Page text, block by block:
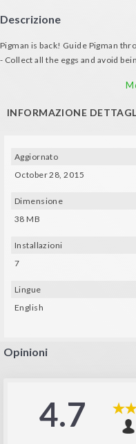
Descrizione
Pigman is back! Guide Pigman
- Collect all the eggs and avoid
- Reach the highest level amongst
INFORMAZIONE
Aggiornato
October 28, 2015
Dimensione
38 MB
Installazioni
7
Lingue
English
Opinioni
4.7